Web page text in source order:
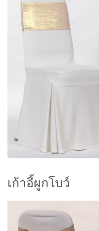
เก้าอี้ผูกโบว์